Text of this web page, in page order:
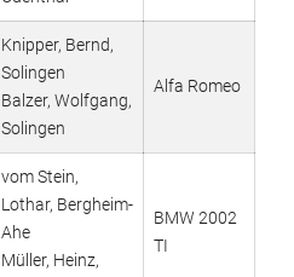
Knipper, Bernd,
Solingen
Balzer, Wolfgang,
Solingen
Alfa Romeo
vom Stein,
Lothar, Bergheim-
Ahe
Müller, Heinz,
BMW 2002
TI